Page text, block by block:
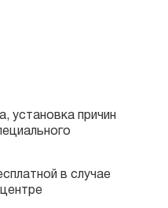
установка причин
в случае